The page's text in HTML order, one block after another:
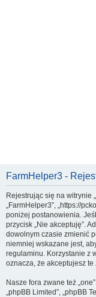
FarmHelper3 -
Rejestrując się na witrynie
„FarmHelper3”, „https://
poniżej postanowienia.
przycisk „Nie akceptuję”.
dowolnym czasie zmienić
niemniej wskazane jest,
regulaminu. Korzystanie z
oznacza, że akceptujesz
Nasze fora zwane też
„phpBB Limited”, „phpBB